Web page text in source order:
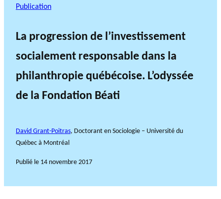
Publication
La progression de l’investissement
socialement responsable dans la
philanthropie québécoise. L’odyssée
de la Fondation Béati
David Grant-Poitras, Doctorant en Sociologie – Université du
Québec à Montréal
Publié le 14 novembre 2017